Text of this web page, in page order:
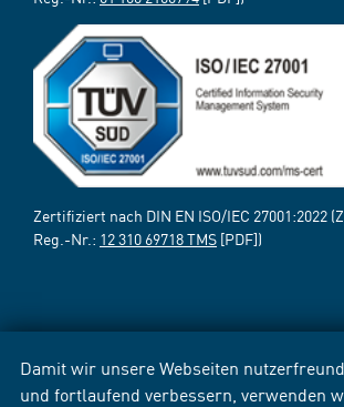
Damit wir unsere Webseiten
und fortlaufend verbessern, verwenden
Zertifiziert nach DIN EN ISO/IEC 27001:2022
Reg.-Nr.: 12 310 69718 TMS [PDF])